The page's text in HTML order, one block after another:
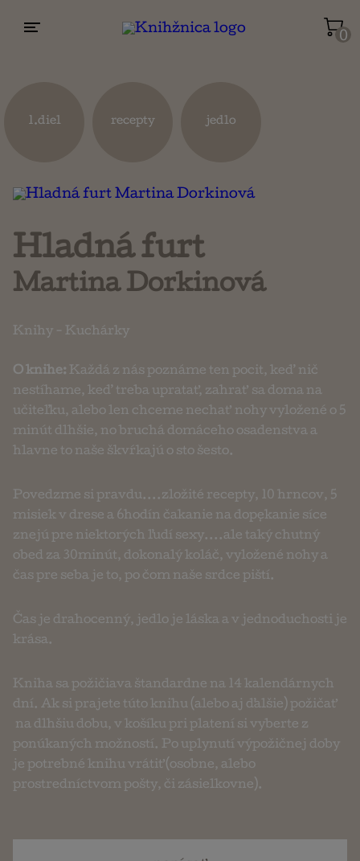
0
1.diel recepty jedlo
Hladná furt
Martina Dorkinová
Knihy - Kuchárky
O knihe: Každá z nás poznáme ten pocit, keď nič
nestíhame, keď treba upratať, zahrať sa doma na
učiteľku, alebo len chceme nechať nohy vyložené o 5
minút dlhšie, no bruchá domáceho osadenstva a
hlavne to naše škvŕkajú o sto šesto.
Povedzme si pravdu....zložité recepty, 10 hrncov, 5
misiek v drese a 6hodín čakanie na dopękanie síce
znejú pre niektorých ľudí sexy....ale taký chutný
obed za 30minút, dokonalý koláč, vyložené nohy a
čas pre seba je to, po čom naše srdce piští.
Čas je drahocenný, jedlo je láska a v jednoduchosti je
krása.
Kniha sa požičiava štandardne na 14 kalendárnych
dní. Ak si prajete túto knihu (alebo aj ďalšie) požičať
na dlhšiu dobu, v košíku pri platení si vyberte z
ponúkaných možností. Po uplynutí výpožičnej doby
je potrebné knihu vrátiť (osobne, alebo
prostredníctvom pošty, či zásielkovne).